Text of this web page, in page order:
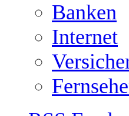
Banken
Internet